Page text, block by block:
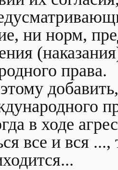
ни норм,
права.
в ходе
все и вся